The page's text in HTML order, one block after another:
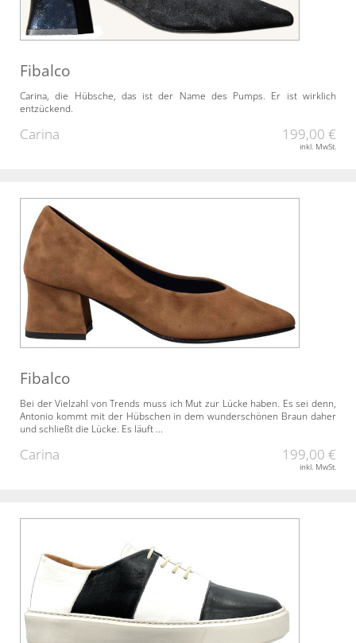
Fibalco
Carina, die Hübsche, das ist der Name des Pumps. Er ist wirklich
entzückend.
Carina 199,00 €
inkl. MwSt.
Fibalco
Bei der Vielzahl von Trends muss ich Mut zur Lücke haben. Es sei denn,
Antonio kommt mit der Hübschen in dem wunderschönen Braun daher
und schließt die Lücke. Es läuft ...
Carina 199,00 €
inkl. MwSt.